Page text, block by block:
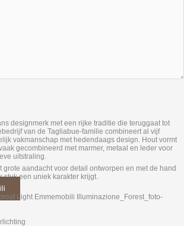
designmerk met een rijke traditie die teruggaat tot
van de Tagliabue-familie combineert al vijf
vakmanschap met hedendaags design. Hout vormt
gecombineerd met marmer, metaal en leder voor
uitstraling.
grote aandacht voor detail ontworpen en met de hand
stuk een uniek karakter krijgt.